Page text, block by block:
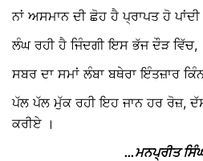
ਨਾਂ ਅਸਮਾਨ ਦੀ ਛੋਹ ਹੈ ਪ੍ਰਾਪਤ ਹੋ ਪਾਂਦੀ |
ਲੰਘ ਰਹੀ ਹੈ ਜਿੰਦਗੀ ਇਸ ਭੱਜ ਦੌੜ ਵਿੱਚ,
ਸਬਰ ਦਾ ਸਮਾਂ ਲੰਬਾ ਬਥੇਰਾ ਇੰਤਜ਼ਾਰ
ਪੱਲ ਪੱਲ ਮੁੱਕ ਰਹੀ ਇਹ ਜਾਨ ਹਰ ਰੋਜ਼,
ਕਰੀਏ ।
…ਮਨਪ੍ਰੀਤ